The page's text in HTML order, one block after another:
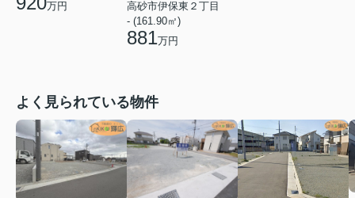
万円
高砂市伊保東２丁目
- (161.90㎡)
881万円
よく見られている物件